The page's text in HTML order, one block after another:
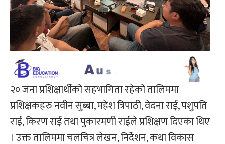
२० जना प्रशिक्षार्थीको सहभागिता रहेको तालिममा
प्रशिक्षकहरु नवीन सुब्बा, महेश त्रिपाठी, वेदना राई, पशुपति
राई, किरण राई तथा पुकारमणी राईले प्रशिक्षण दिएका थिए
। उक्त तालिममा चलचित्र लेखन, निर्देशन, कथा विकास